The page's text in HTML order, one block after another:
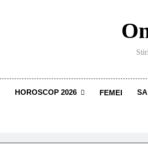
HOROSCOP 2026 FEMEI